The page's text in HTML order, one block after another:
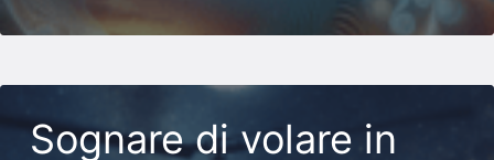
Sognare di volare in